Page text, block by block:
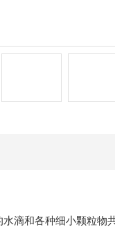
滴和各种细小颗粒物